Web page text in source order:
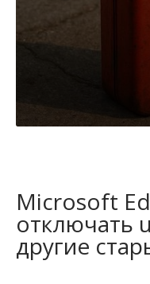
Microsoft
отключать
другие